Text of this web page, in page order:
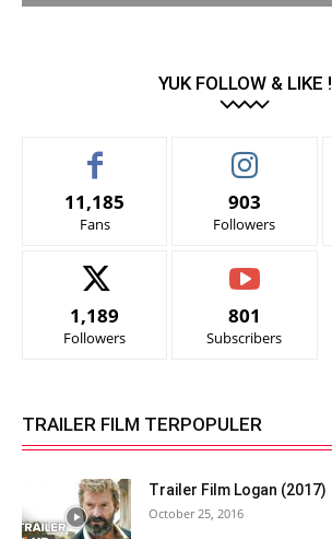
YUK FOLLOW & LIKE !
11,185
Fans
903
Followers
1,189
Followers
801
Subscribers
TRAILER FILM TERPOPULER
Trailer Film Logan (2017)
October 25, 2016